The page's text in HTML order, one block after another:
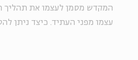
המקדש מסמן לעצמו את תהליך
עצמו מפני העתיד. כיצד ניתן